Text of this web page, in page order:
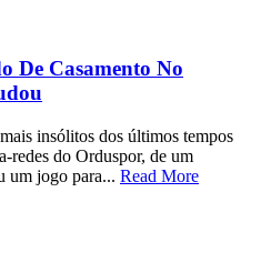
De Casamento No
insólitos dos últimos tempos
redes do Orduspor, de um
um jogo para... Read More